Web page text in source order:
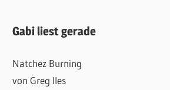
Gabi liest gerade
Natchez Burning
von Greg Iles